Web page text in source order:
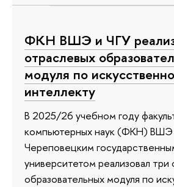
ФКН ВШЭ и ЧГУ
отраслевых
модуля по
интеллекту
В 2025/26 учебном году
компьютерных наук (ФКН) ВШЭ
Череповецким
университетом реализовал три
образовательных модуля по